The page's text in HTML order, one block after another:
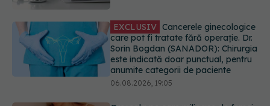
06.08.2026, 19:05
Greșeala pe care milioane de femei
o fac când își cumpără sutien. Un
medic explică metoda corectă
06.08.2026, 18:08